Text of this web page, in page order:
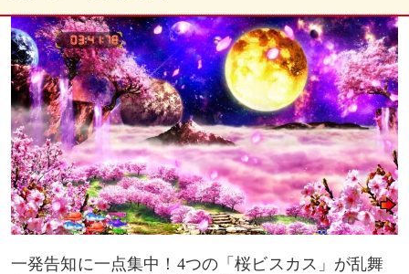
一発告知に一点集中！4つの「桜ビスカス」が乱舞